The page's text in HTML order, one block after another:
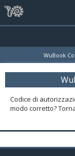
WuBook
Codice di
modo corretto?